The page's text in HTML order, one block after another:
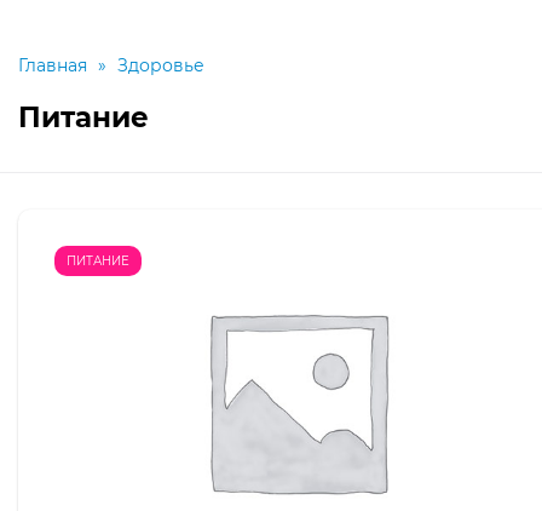
Главная » Здоровье
Питание
ПИТАНИЕ